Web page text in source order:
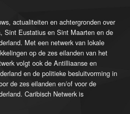
actualiteiten en achtergronden over
Sint Eustatius en Sint Maarten en de
Met een netwerk van lokale
op de zes eilanden van het
volgt ook de Antilliaanse en
en de politieke besluitvorming in
de zes eilanden en/of voor de
Caribisch Netwerk is